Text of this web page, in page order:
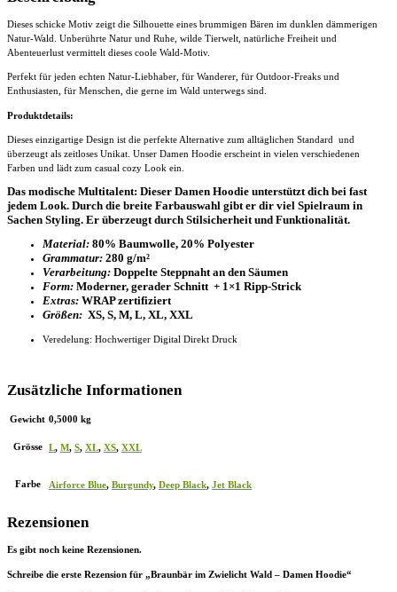
Dieses schicke Motiv zeigt die Silhouette eines brummigen Bären im dunklen dämmerigen
Natur-Wald. Unberührte Natur und Ruhe, wilde Tierwelt, natürliche Freiheit und
Abenteuerlust vermittelt dieses coole Wald-Motiv.
Perfekt für jeden echten Natur-Liebhaber, für Wanderer, für Outdoor-Freaks und
Enthusiasten, für Menschen, die gerne im Wald unterwegs sind.
Produktdetails:
Dieses einzigartige Design ist die perfekte Alternative zum alltäglichen Standard und
überzeugt als zeitloses Unikat. Unser Damen Hoodie erscheint in vielen verschiedenen
Farben und lädt zum casual cozy Look ein.
Das modische Multitalent: Dieser Damen Hoodie unterstützt dich bei fast
jedem Look. Durch die breite Farbauswahl gibt er dir viel Spielraum in
Sachen Styling. Er überzeugt durch Stilsicherheit und Funktionalität.
Material: 80% Baumwolle, 20% Polyester
Grammatur: 280 g/m²
Verarbeitung: Doppelte Steppnaht an den Säumen
Form: Moderner, gerader Schnitt + 1×1 Ripp-Strick
Extras: WRAP zertifiziert
Größen: XS, S, M, L, XL, XXL
Veredelung: Hochwertiger Digital Direkt Druck
Zusätzliche Informationen
Gewicht 0,5000 kg
Grösse L, M, S, XL, XS, XXL
Farbe Airforce Blue, Burgundy, Deep Black, Jet Black
Rezensionen
Es gibt noch keine Rezensionen.
Schreibe die erste Rezension für „Braunbär im Zwielicht Wald – Damen Hoodie“